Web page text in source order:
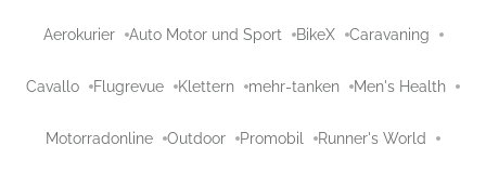
Aerokurier Auto Motor und Sport BikeX Caravaning
Cavallo Flugrevue Klettern mehr-tanken Men's Health
Motorradonline Outdoor Promobil Runner's World